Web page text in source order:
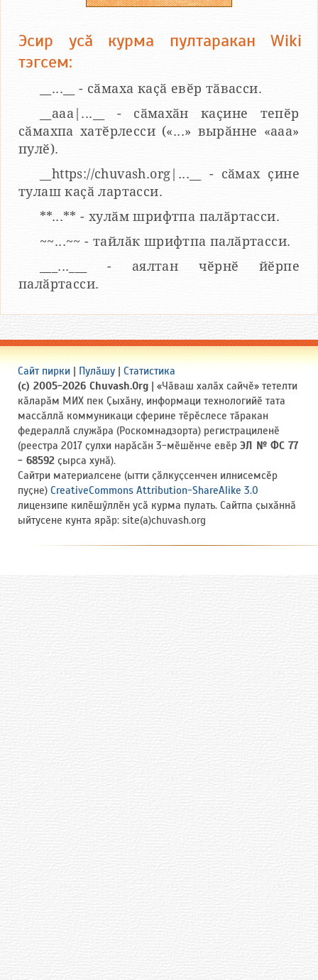
Эсир усӑ курма пултаракан Wiki
тэгсем:
__...__ - сӑмаха каҫӑ евӗр тӑвасси.
__aaa|...__ - сӑмахӑн каҫине тепӗр
сӑмахпа хатӗрлесси («...» вырӑнне «ааа»
пулӗ).
__https://chuvash.org|...__ - сӑмах ҫине
тулаш каҫӑ лартасси.
**...** - хулӑм шрифтпа палӑртасси.
~~...~~ - тайлӑк шрифтпа палӑртасси.
___...___ - аялтан чӗрнӗ йӗрпе
палӑртасси.
Сайт пирки | Пулӑшу | Статистика
(c) 2005-2026 Chuvash.Org | «Чӑваш халӑх сайчӗ» тетелти
кӑларӑм МИХ пек Ҫыхӑну, информаци технологийӗ тата
массӑллӑ коммуникаци сферине тӗрӗслесе тӑракан
федераллӑ служӑра (Роскомнадзорта) регистрациленӗ
(реестра 2017 ҫулхи нарӑсӑн 3-мӗшӗнче евӗр ЭЛ № ФС 77
- 68592 ҫырса хунӑ).
Сайтри материалсене (ытти ҫӑлкуҫсенчен илнисемсӗр
пуҫне) CreativeCommons Attribution-ShareAlike 3.0
лицензипе килӗшӳллӗн усӑ курма пулать. Сайтпа ҫыхӑннӑ
ыйтусене кунта ярӑр: site(a)chuvash.org